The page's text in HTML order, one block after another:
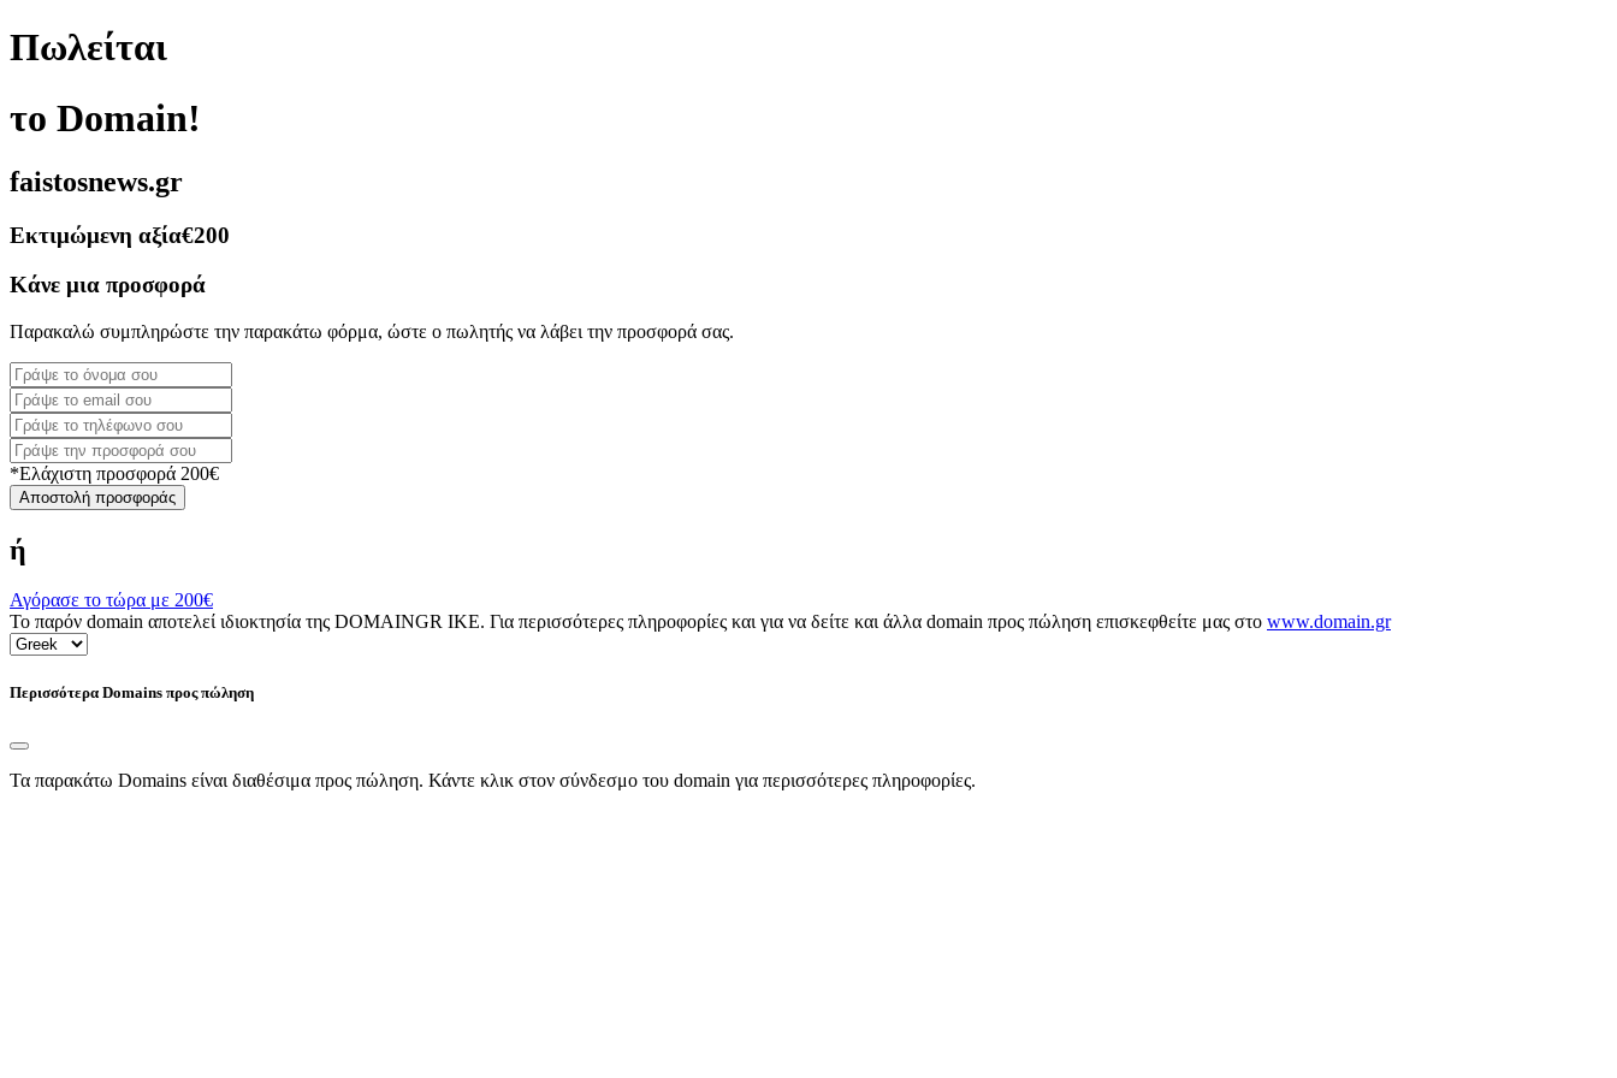
Πωλείται
το Domain!
faistosnews.gr
Εκτιμώμενη αξία€200
Κάνε μια προσφορά
Παρακαλώ συμπληρώστε την παρακάτω φόρμα, ώστε ο πωλητής να λάβει την προσφορά σας.
*Ελάχιστη προσφορά 200€
Αποστολή προσφοράς
ή
Αγόρασε το τώρα με 200€
Το παρόν domain αποτελεί ιδιοκτησία της DOMAINGR ΙΚΕ. Για περισσότερες πληροφορίες και για να δείτε και άλλα domain προς πώληση επισκεφθείτε μας στο www.domain.gr
Περισσότερα Domains προς πώληση
Τα παρακάτω Domains είναι διαθέσιμα προς πώληση. Κάντε κλικ στον σύνδεσμο του domain για περισσότερες πληροφορίες.